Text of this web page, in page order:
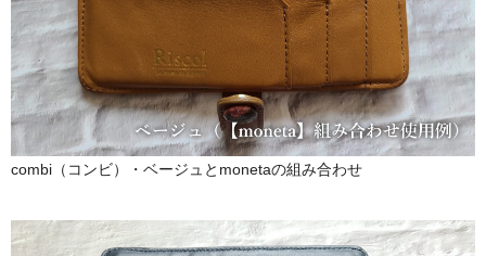
combi（コンビ）・ベージュとmonetaの組み合わせ